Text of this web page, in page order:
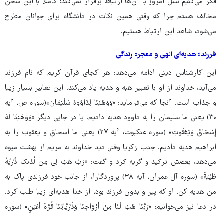
مخالف هستم چرا که وقتی همین نکات در دانشگاه برای جوانان مطرح
می‌شود، شاهد این ارتباط هستیم.
فرزند؛ هدیه‌ای الهی و معجزه‌ زندگی
این کارشناس دینی ادامه می‌دهد: هر کجای قرآن کریم که نام فرزند
می‌آید، خداوند از او با تعبیر هبه و هدیه یاد می‌کند. این تعابیر بسیار زیبا
و جذاب است. آنجا که می‌فرماید: «وَوَهَبْنَا لِدَاوُودَ سُلَیْمَانَ»(سوره ص، آیه
۳۰) یعنی ما سلیمان را به داوود هدیه دادیم. یا در جایی دیگر «وَوَهَبْنَا لَهُ
إِسْحَاقَ وَیَعْقُوبَ» (سوره عنکبوت، آیه ۲۷) یعنی ما اسحاق و یعقوب را به
ابراهیم هدیه دادیم. جناب زکریا وقتی دید خداوند به مریم از بهشت میوه
می‌دهد، بغضش ترکید و گریه کرد و گفت: «رَبِّ هَبْ لِی مِن لَّدُنکَ ذُرِّیَّةً
طَیِّبَةً» (سوره آل عمران، آیه ۳۸) پروردگارا، از جانب خود فرزندی پاک به
من هدیه کن. او که پیر و بدون فرزند بود، از خدا هدیه‌ای زیبا طلب کرد.
در دعا نیز می‌خوانیم: «رَبَّنَا هَبْ لَنَا مِنْ أَزْوَاجِنَا وَذُرِّیَّاتِنَا قُرَّةَ أَعْیُنٍ» (سوره